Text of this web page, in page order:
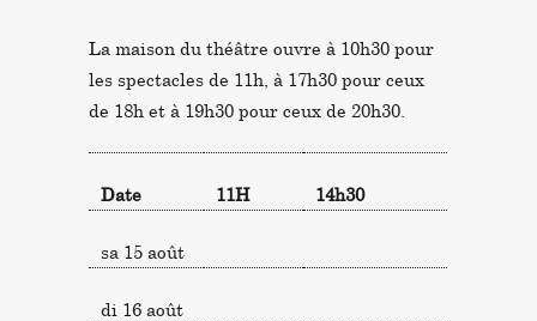
La maison du théâtre ouvre à 10h30 pour
les spectacles de 11h, à 17h30 pour ceux
de 18h et à 19h30 pour ceux de 20h30.
Date 11H 14h30
sa 15 août
di 16 août